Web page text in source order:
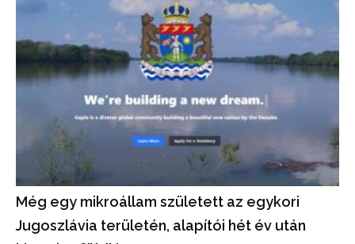
Még egy mikroállam született az egykori
Jugoszlávia területén, alapítói hét év után